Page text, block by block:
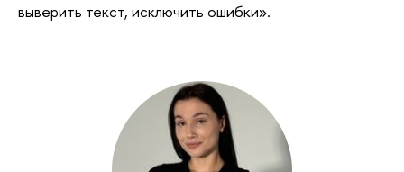
выверить текст, исключить ошибки».